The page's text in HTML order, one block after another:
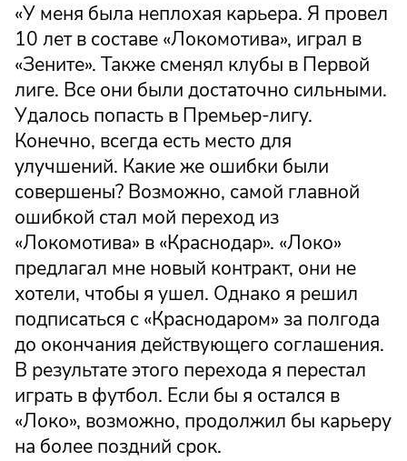
«У меня была неплохая карьера. Я провел
10 лет в составе «Локомотива», играл в
«Зените». Также сменял клубы в Первой
лиге. Все они были достаточно сильными.
Удалось попасть в Премьер-лигу.
Конечно, всегда есть место для
улучшений. Какие же ошибки были
совершены? Возможно, самой главной
ошибкой стал мой переход из
«Локомотива» в «Краснодар». «Локо»
предлагал мне новый контракт, они не
хотели, чтобы я ушел. Однако я решил
подписаться с «Краснодаром» за полгода
до окончания действующего соглашения.
В результате этого перехода я перестал
играть в футбол. Если бы я остался в
«Локо», возможно, продолжил бы карьеру
на более поздний срок.